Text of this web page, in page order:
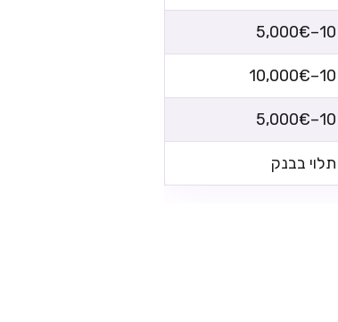
10–5,000€
10–10,000€
10–5,000€
תלוי בבנק